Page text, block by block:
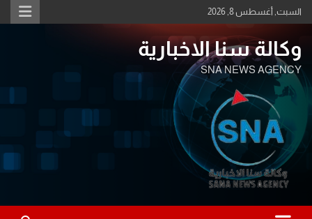
Skip
to
السبت, أغسطس 8, 2026
وكالة سنا الاخبارية
SNA NEWS AGENCY